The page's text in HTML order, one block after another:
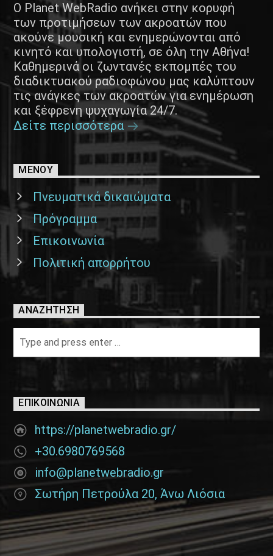
Ο Planet WebRadio ανήκει στην κορυφή
των προτιμήσεων των ακροατών που
ακούνε μουσική και ενημερώνονται από
κινητό και υπολογιστή, σε όλη την Αθήνα!
Καθημερινά οι ζωντανές εκπομπές του
διαδικτυακού ραδιοφώνου μας καλύπτουν
τις ανάγκες των ακροατών για ενημέρωση
και ξέφρενη ψυχαγωγία 24/7.
Δείτε περισσότερα
ΜΕΝΟΥ
Πνευματικά δικαιώματα
Πρόγραμμα
Επικοινωνία
Πολιτική απορρήτου
ΑΝΑΖΉΤΗΣΗ
ΕΠΙΚΟΙΝΩΝΊΑ
https://planetwebradio.gr/
+30.6980769568
info@planetwebradio.gr
Σωτήρη Πετρούλα 20, Άνω Λιόσια